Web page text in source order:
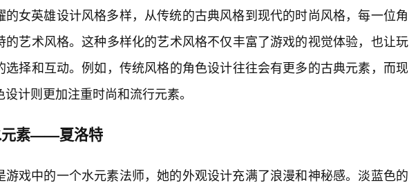
的女英雄设计风格多样，从传统的古典风格到现代的时尚风格，每一位角
的艺术风格。这种多样化的艺术风格不仅丰富了游戏的视觉体验，也让玩
选择和互动。例如，传统风格的角色设计往往会有更多的古典元素，而现
计则更加注重时尚和流行元素。
元素——夏洛特
游戏中的一个水元素法师，她的外观设计充满了浪漫和神秘感。淡蓝色的